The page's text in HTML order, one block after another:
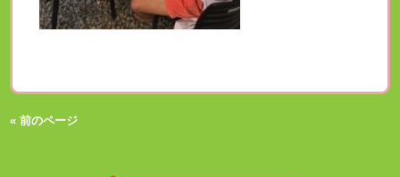
« 前のページ